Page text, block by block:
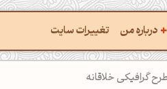
+ درباره من
درباره‌من
تغییرات سایت
گرافیکی خلاقانه